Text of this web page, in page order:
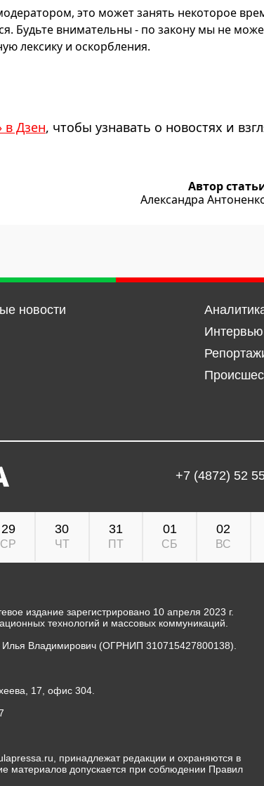
это может занять некоторое
Будьте внимательны - по закону мы не
лексику и оскорбления.
в Дзен, чтобы узнавать о новостях и
Автор
Александра
новости
Интервью
+7 (4872) 52
29
СР
30
ЧТ
31
ПТ
01
СБ
02
ВС
издание зарегистрировано 10 апреля 2023 г.
технологий и массовых коммуникаций.
Владимирович (ОГРНИП 310715427800138).
17, офис 304.
принадлежат редакции и охраняются в
материалов допускается при соблюдении Правил